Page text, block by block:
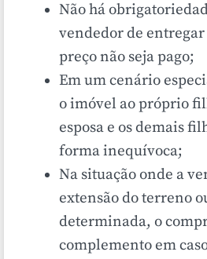
Não há
vendedor de entregar
preço não seja pago;
Em um cenário
o imóvel ao próprio
esposa e os demais
forma inequívoca;
Na situação onde a
extensão do terreno
determinada, o
complemento em